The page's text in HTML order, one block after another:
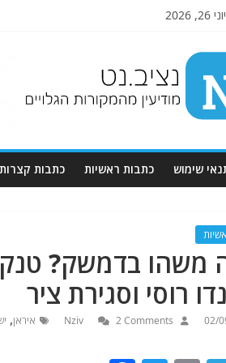
שימוש כתבות ראשיות כתבות קצרות
משהו בדמשק?
רוסי וסגירת ציר
02/
Nziv 2 Comments איראן,